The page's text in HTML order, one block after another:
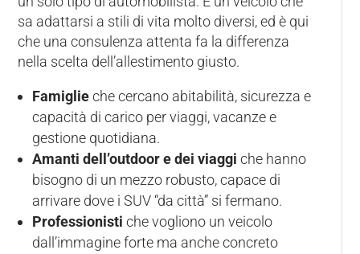
sa adattarsi a stili di vita molto diversi, ed è qui
che una consulenza attenta fa la differenza
nella scelta dell’allestimento giusto.
Famiglieche cercano abitabilità, sicurezza e
capacità di carico per viaggi, vacanze e
gestione quotidiana.
Amanti dell’outdoor e dei viaggi che hanno
bisogno di un mezzo robusto, capace di
arrivare dove i SUV “da città” si fermano.
Professionisti che vogliono un veicolo
dall’immagine forte ma anche concreto